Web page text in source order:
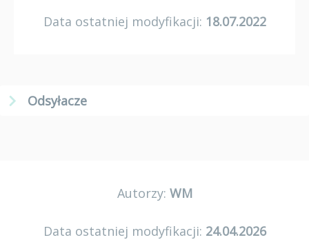
Data ostatniej modyfikacji: 18.07.2022
Odsyłacze
Autorzy: WM
Data ostatniej modyfikacji: 24.04.2026